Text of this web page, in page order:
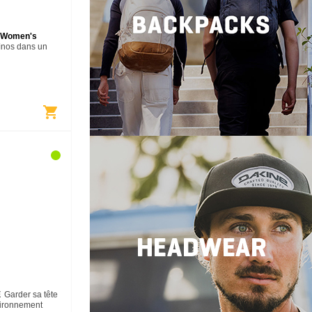
dans un
ton pull
shopping_cart
Garder sa tête